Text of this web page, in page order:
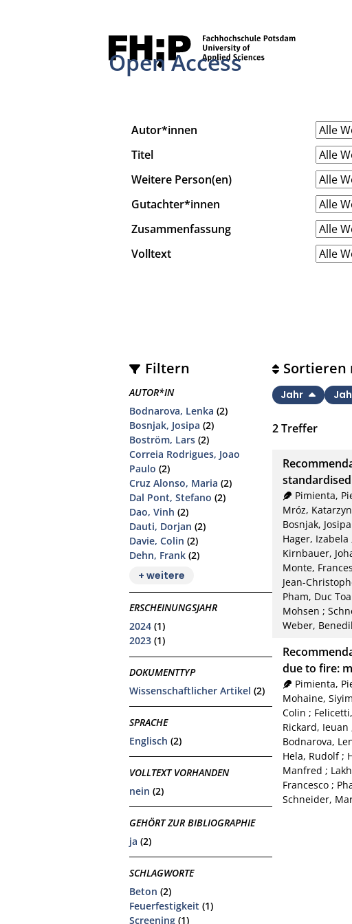
Open Access
Autor*innen
Titel
Weitere Person(en)
Gutachter*innen
Zusammenfassung
Volltext
Filtern
AUTOR*IN
Bodnarova, Lenka (2)
Bosnjak, Josipa (2)
Boström, Lars (2)
Correia Rodrigues, Joao
Paulo (2)
Cruz Alonso, Maria (2)
Dal Pont, Stefano (2)
Dao, Vinh (2)
Dauti, Dorjan (2)
Davie, Colin (2)
Dehn, Frank (2)
+ weitere
ERSCHEINUNGSJAHR
2024 (1)
2023 (1)
DOKUMENTTYP
Wissenschaftlicher Artikel (2)
SPRACHE
Englisch (2)
VOLLTEXT VORHANDEN
nein (2)
GEHÖRT ZUR BIBLIOGRAPHIE
ja (2)
SCHLAGWORTE
Beton (2)
Feuerfestigkeit (1)
Screening (1)
2Treffer
Sortieren
Jahr
Pimienta,
Mróz,
Bosnjak, Josipa
Hager, Izabela
Kirnbauer,
Monte,
Jean-
Pham, Duc
Mohsen ;
Weber,
due to fire:
Pimienta,
Mohaine,
Colin ;
Rickard, Ieuan
Bodnarova,
Hela, Rudolf;
Manfred ;
Francesco;
Schneider,